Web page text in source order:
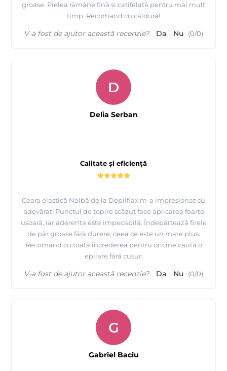
groase. Pielea rămâne fină și catifelată pentru mai mult
timp. Recomand cu căldură!
V-a fost de ajutor această recenzie? Da Nu (0/0)
Calitate și eficiență
Ceara elastică Nalbă de la Depilflax m-a impresionat cu
adevărat! Punctul de topire scăzut face aplicarea foarte
ușoară, iar aderența este impecabilă. Îndepărtează firele
de păr groase fără durere, ceea ce este un mare plus.
Recomand cu toată încrederea pentru oricine caută o
epilare fără cusur.
D
Delia Serban
V-a fost de ajutor această recenzie? Da Nu (0/0)
G
Gabriel Baciu